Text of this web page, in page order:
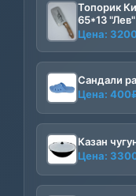
Топорик
65*13 "Лев"
Цена:
Сандали
Цена: 400
Казан
Цена: